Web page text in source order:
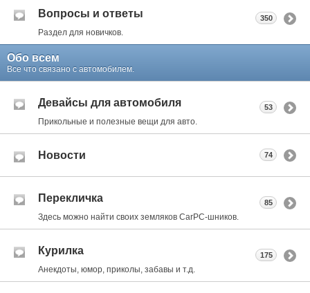
Вопросы и ответы
Раздел для новичков.
350
Обо всем
Все что связано с автомобилем.
Девайсы для автомобиля
Прикольные и полезные вещи для авто.
53
Новости 74
Перекличка
Здесь можно найти своих земляков CarPC-шников.
85
Курилка
Анекдоты, юмор, приколы, забавы и т.д.
175